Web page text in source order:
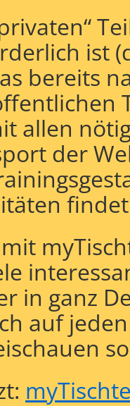
ist
bereits
allen
der
in ganz
auf